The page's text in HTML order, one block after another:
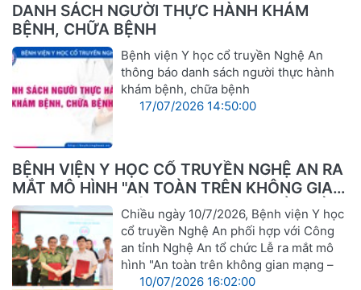
DANH SÁCH NGƯỜI THỰC HÀNH KHÁM
BỆNH, CHỮA BỆNH
Bệnh viện Y học cổ truyền Nghệ An
thông báo danh sách người thực hành
khám bệnh, chữa bệnh
17/07/2026 14:50:00
BỆNH VIỆN Y HỌC CỔ TRUYỀN NGHỆ AN RA
MẮT MÔ HÌNH "AN TOÀN TRÊN KHÔNG GIAN
MẠNG – VỮNG VÀNG TRONG CHUYỂN ĐỔI
SỐ"
Chiều ngày 10/7/2026, Bệnh viện Y học
cổ truyền Nghệ An phối hợp với Công
an tỉnh Nghệ An tổ chức Lễ ra mắt mô
hình "An toàn trên không gian mạng –
10/07/2026 16:02:00